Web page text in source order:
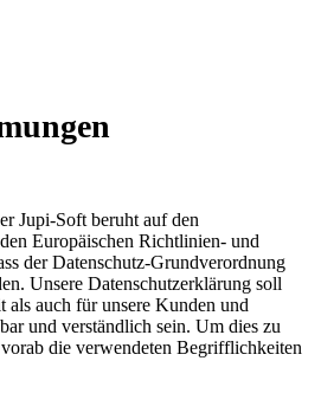
Jupi-Soft beruht auf den
Europäischen Richtlinien- und
der Datenschutz-Grundverordnung
Unsere Datenschutzerklärung soll
auch für unsere Kunden und
und verständlich sein. Um dies zu
die verwendeten Begrifflichkeiten